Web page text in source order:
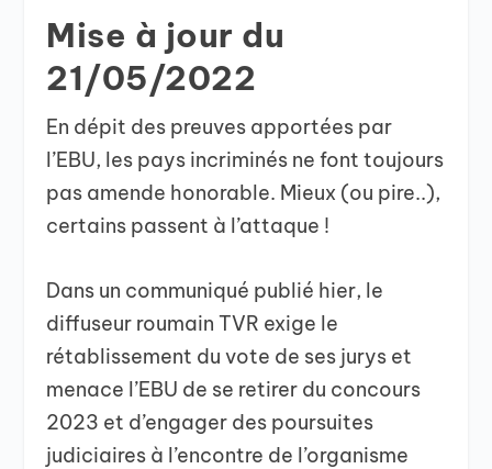
Mise à jour du
21/05/2022
En dépit des preuves apportées par
l’EBU, les pays incriminés ne font toujours
pas amende honorable. Mieux (ou pire..),
certains passent à l’attaque !
Dans un communiqué publié hier, le
diffuseur roumain TVR exige le
rétablissement du vote de ses jurys et
menace l’EBU de se retirer du concours
2023 et d’engager des poursuites
judiciaires à l’encontre de l’organisme